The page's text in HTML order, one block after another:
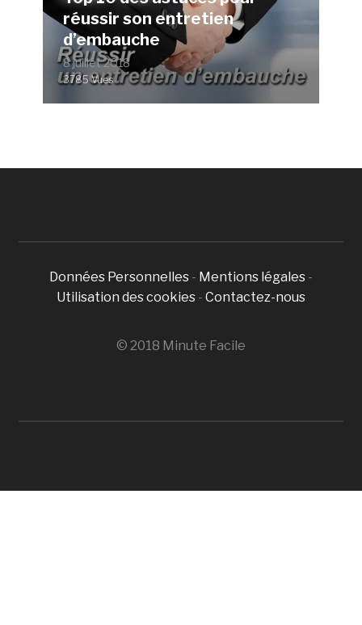
réussir son entretien
d’embauche
8 juillet 2018
3785 Vues
Données Personnelles - Mentions légales -
Utilisation des cookies - Contactez-nous
© 2018 Minute Facile